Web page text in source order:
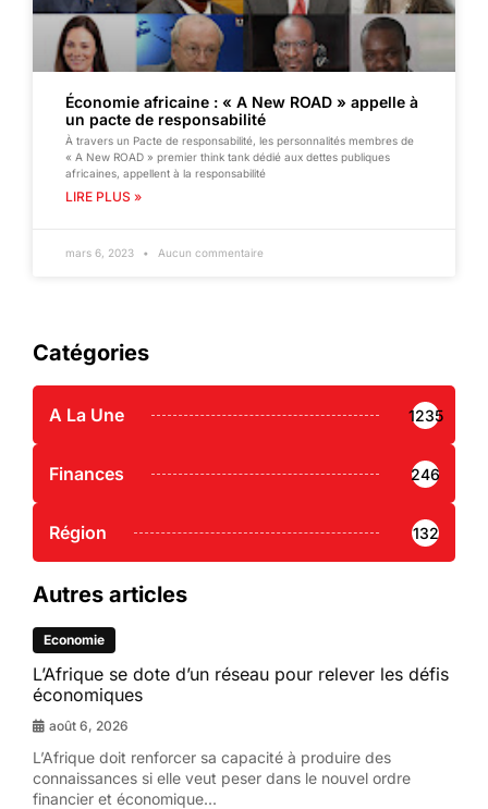
Économie africaine : « A New ROAD » appelle à
un pacte de responsabilité
À travers un Pacte de responsabilité, les personnalités membres de
« A New ROAD » premier think tank dédié aux dettes publiques
africaines, appellent à la responsabilité
LIRE PLUS »
mars 6, 2023 Aucun commentaire
Catégories
A La Une 1235
Finances 246
Région 132
Autres articles
Economie
L’Afrique se dote d’un réseau pour relever les défis
économiques
août 6, 2026
L’Afrique doit renforcer sa capacité à produire des
connaissances si elle veut peser dans le nouvel ordre
financier et économique...